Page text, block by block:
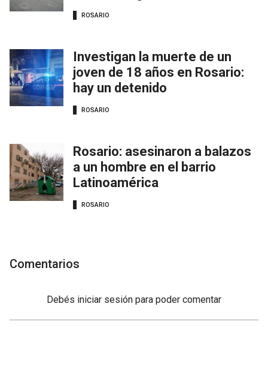
ROSARIO
Investigan la muerte de un
joven de 18 años en Rosario:
hay un detenido
ROSARIO
Rosario: asesinaron a balazos
a un hombre en el barrio
Latinoamérica
ROSARIO
Comentarios
Debés iniciar sesión para poder comentar